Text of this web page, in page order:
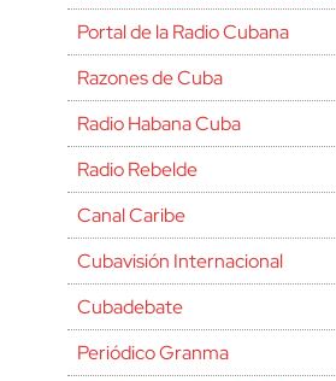
Portal de la Radio Cubana
Razones de Cuba
Radio Habana Cuba
Radio Rebelde
Canal Caribe
Cubavisión Internacional
Cubadebate
Periódico Granma